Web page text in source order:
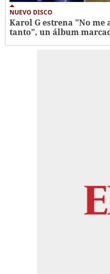
NUEVO DISCO
Karol G estrena "No
tanto", un álbum